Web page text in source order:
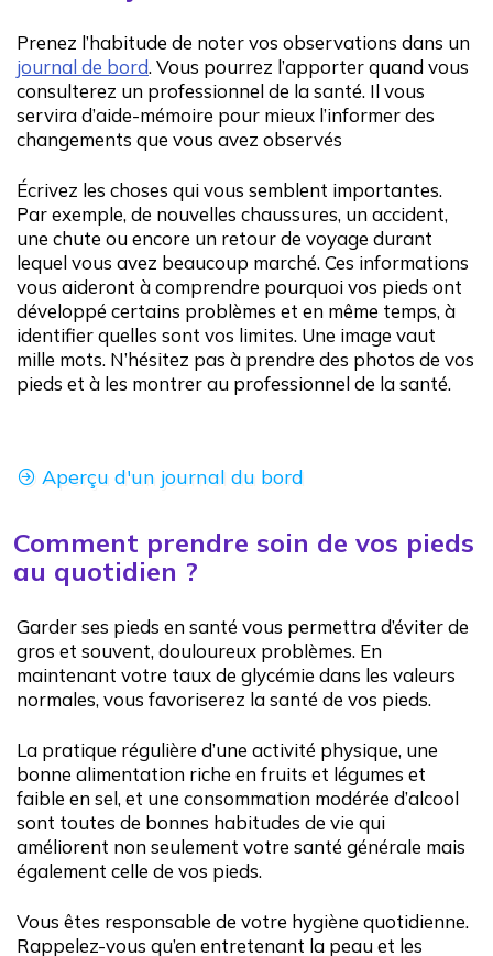
Prenez l’habitude de noter vos observations dans un
journal de bord. Vous pourrez l’apporter quand vous
consulterez un professionnel de la santé. Il vous
servira d’aide-mémoire pour mieux l’informer des
changements que vous avez observés
Écrivez les choses qui vous semblent importantes.
Par exemple, de nouvelles chaussures, un accident,
une chute ou encore un retour de voyage durant
lequel vous avez beaucoup marché. Ces informations
vous aideront à comprendre pourquoi vos pieds ont
développé certains problèmes et en même temps, à
identifier quelles sont vos limites. Une image vaut
mille mots. N’hésitez pas à prendre des photos de vos
pieds et à les montrer au professionnel de la santé.
Aperçu d'un journal du bord
rougeurs, des ampoules, des callosités,
Comment prendre soin de vos pieds
au quotidien ?
Garder ses pieds en santé vous permettra d’éviter de
gros et souvent, douloureux problèmes. En
maintenant votre taux de glycémie dans les valeurs
normales, vous favoriserez la santé de vos pieds.
La pratique régulière d’une activité physique, une
bonne alimentation riche en fruits et légumes et
faible en sel, et une consommation modérée d’alcool
sont toutes de bonnes habitudes de vie qui
améliorent non seulement votre santé générale mais
également celle de vos pieds.
Vous êtes responsable de votre hygiène quotidienne.
Rappelez-vous qu’en entretenant la peau et les